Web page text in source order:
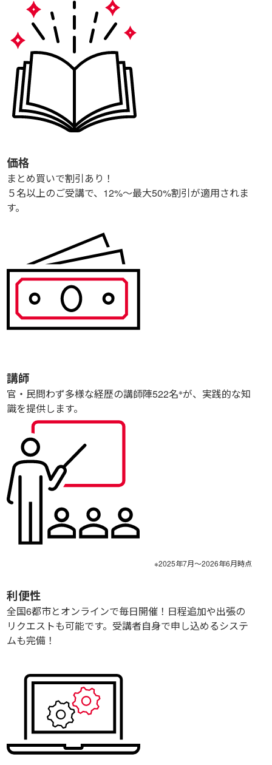
価格
まとめ買いで割引あり！
５名以上のご受講で、12%～最大50%割引が適用されま
す。
講師
官・民問わず多様な経歴の講師陣522名※が、実践的な知
識を提供します。
※2025年7月～2026年6月時点
利便性
全国6都市とオンラインで毎日開催！日程追加や出張の
リクエストも可能です。受講者自身で申し込めるシステ
ムも完備！